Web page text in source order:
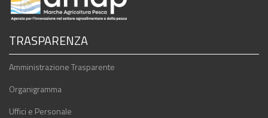
TRASPARENZA
Amministrazione Trasparente
Organigramma
Uffici e Personale